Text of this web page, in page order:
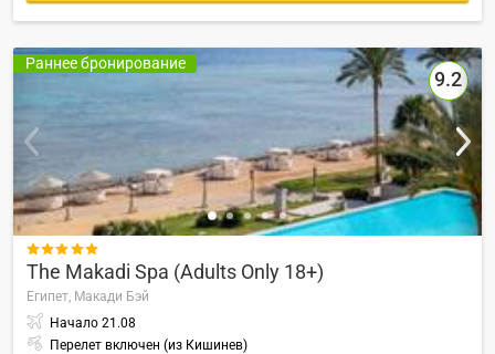
Раннее бронирование
9.2

The Makadi Spa (Adults Only 18+)
Египет, Макади Бэй
Начало 21.08
Перелет включен (из Кишинев)